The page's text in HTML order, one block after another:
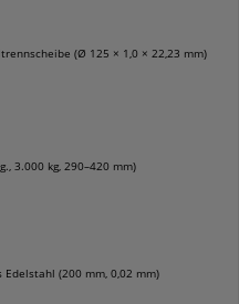
(Ø 125 × 1,0 × 22,23 mm)
3.000 kg, 290–420 mm)
Edelstahl (200 mm, 0,02 mm)